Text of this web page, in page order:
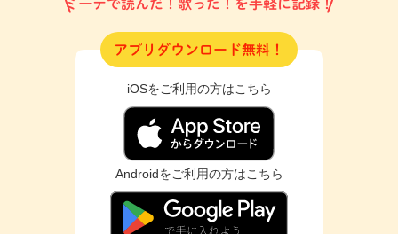
ミーテで読んだ！歌った！を手軽に記録！
アプリダウンロード無料！
iOSをご利用の方はこちら
Androidをご利用の方はこちら